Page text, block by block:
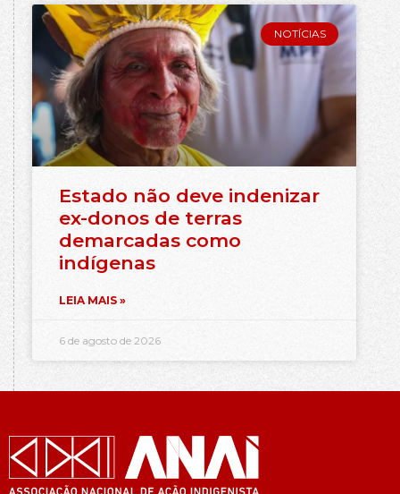
NOTÍCIAS
Estado não deve indenizar
ex-donos de terras
demarcadas como
indígenas
LEIA MAIS »
6 de agosto de 2026